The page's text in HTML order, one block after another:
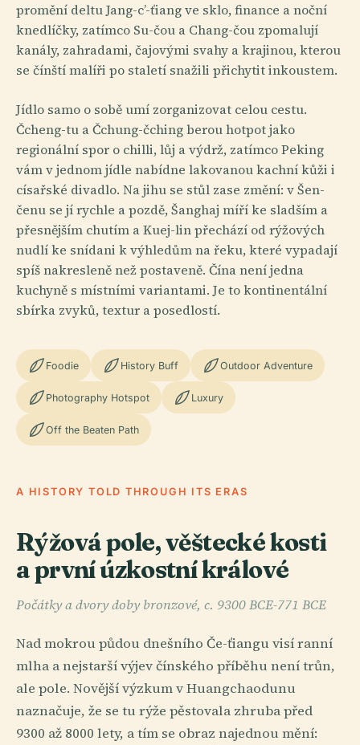
promění deltu Jang-c’-ťiang ve sklo, finance a noční
knedlíčky, zatímco Su-čou a Chang-čou zpomalují
kanály, zahradami, čajovými svahy a krajinou, kterou
se čínští malíři po staletí snažili přichytit inkoustem.
Jídlo samo o sobě umí zorganizovat celou cestu.
Čcheng-tu a Čchung-čching berou hotpot jako
regionální spor o chilli, lůj a výdrž, zatímco Peking
vám v jednom jídle nabídne lakovanou kachní kůži i
císařské divadlo. Na jihu se stůl zase změní: v Šen-
čenu se jí rychle a pozdě, Šanghaj míří ke sladším a
přesnějším chutím a Kuej-lin přechází od rýžových
nudlí ke snídani k výhledům na řeku, které vypadají
spíš nakresleně než postaveně. Čína není jedna
kuchyně s místními variantami. Je to kontinentální
sbírka zvyků, textur a posedlostí.
Foodie History Buff Outdoor Adventure
Photography Hotspot Luxury
Off the Beaten Path
A HISTORY TOLD THROUGH ITS ERAS
Rýžová pole, věštecké kosti
a první úzkostní králové
Počátky a dvory doby bronzové, c. 9300 BCE-771 BCE
Nad mokrou půdou dnešního Če-ťiangu visí ranní
mlha a nejstarší výjev čínského příběhu není trůn,
ale pole. Novější výzkum v Huangchaodunu
naznačuje, že se tu rýže pěstovala zhruba před
9300 až 8000 lety, a tím se obraz najednou mění: